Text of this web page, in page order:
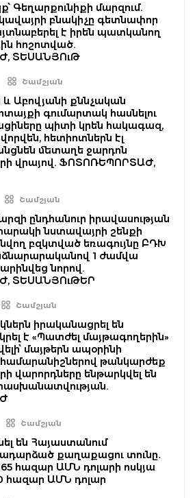
Գեղարքունիքի մարզում.
բնակիչը գետնափոր
է իրեն պատկանող
հոշոտված.
ՏԵՍԱՆՅՈւԹ
Շամշյան
և Աբովյանի քննչական
գումարտակ հասնելու
պիտի կրեն հակագազ,
հետիոտներն էլ
մետաղե ջարդոն
վրայով. ՖՈՏՈՌԵՊՈՐՏԱԺ,
Շամշյան
ընդհանուր իրավասության
նստավայրի շենքի
բզկտված եռագույնը ԲԴԽ
1 ժամվա
նորով.
ՏԵՍԱՆՅՈւԹԵՐ
Շամշյան
իրականացրել են
է «Պատժել մայթագողերին»
մայթերն ապօրինի
համարանիշներով թանկարժեք
վարորդները ենթարկվել են
Շամշյան
են Հայաստանում
քաղաքացու տունը․
հազար ԱՄՆ դոլարի ոսկյա
հազար ԱՄՆ դոլար